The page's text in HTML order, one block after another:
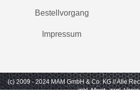
Bestellvorgang
Impressum
(c) 2009 - 2024 MAM GmbH & Co. KG // Alle
inkl. Mwst., zzgl.